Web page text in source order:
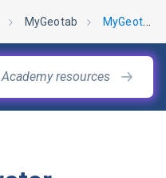
MyGeotab MyGeotab Navigator